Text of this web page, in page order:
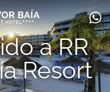
a RR
Resort